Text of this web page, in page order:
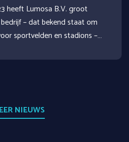
heeft Lumosa B.V. groot
– dat bekend staat om
sportvelden en stadions –…
NIEUWS